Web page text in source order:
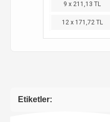
9 x 211,13 TL
12 x 171,72 TL
Etiketler: